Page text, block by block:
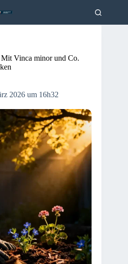
Vinca minor und Co.
2026 um 16h32